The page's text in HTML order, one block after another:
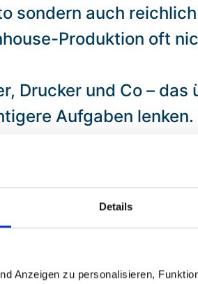
Details
Anzeigen zu personalisieren,
sondern auch
Produktion oft
Drucker und Co – das
Aufgaben lenken.
Ihr überlegt
gestalten könnt?
ihr uns eure Daten
Brief oder sogar per
euch um die Details